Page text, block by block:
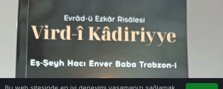
Bu web sitesinde en iyi deneyimi yaşamanızı sağlamak